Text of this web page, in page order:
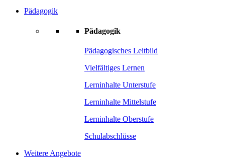
Pädagogik
Pädagogik
Pädagogisches Leitbild
Vielfältiges Lernen
Lerninhalte Unterstufe
Lerninhalte Mittelstufe
Lerninhalte Oberstufe
Schulabschlüsse
Weitere Angebote